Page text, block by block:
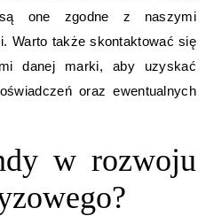
one zgodne z naszymi
Warto także skontaktować się
danej marki, aby uzyskać
oraz ewentualnych
w rozwoju